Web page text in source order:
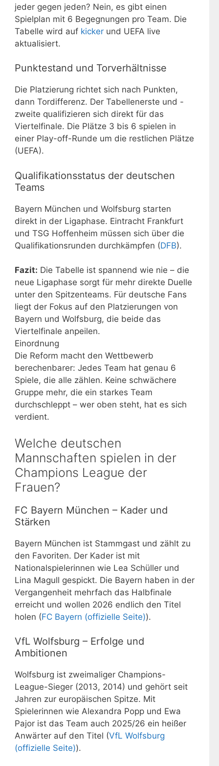
jeder gegen jeden? Nein, es gibt einen
Spielplan mit 6 Begegnungen pro Team. Die
Tabelle wird auf kicker und UEFA live
aktualisiert.
Punktestand und Torverhältnisse
Die Platzierung richtet sich nach Punkten,
dann Tordifferenz. Der Tabellenerste und -
zweite qualifizieren sich direkt für das
Viertelfinale. Die Plätze 3 bis 6 spielen in
einer Play-off-Runde um die restlichen Plätze
(UEFA).
Qualifikationsstatus der deutschen
Teams
Bayern München und Wolfsburg starten
direkt in der Ligaphase. Eintracht Frankfurt
und TSG Hoffenheim müssen sich über die
Qualifikationsrunden durchkämpfen (DFB).
Fazit: Die Tabelle ist spannend wie nie – die
neue Ligaphase sorgt für mehr direkte Duelle
unter den Spitzenteams. Für deutsche Fans
liegt der Fokus auf den Platzierungen von
Bayern und Wolfsburg, die beide das
Viertelfinale anpeilen.
Einordnung
Die Reform macht den Wettbewerb
berechenbarer: Jedes Team hat genau 6
Spiele, die alle zählen. Keine schwächere
Gruppe mehr, die ein starkes Team
durchschleppt – wer oben steht, hat es sich
verdient.
Welche deutschen
Mannschaften spielen in der
Champions League der
Frauen?
FC Bayern München – Kader und
Stärken
Bayern München ist Stammgast und zählt zu
den Favoriten. Der Kader ist mit
Nationalspielerinnen wie Lea Schüller und
Lina Magull gespickt. Die Bayern haben in der
Vergangenheit mehrfach das Halbfinale
erreicht und wollen 2026 endlich den Titel
holen (FC Bayern (offizielle Seite)).
VfL Wolfsburg – Erfolge und
Ambitionen
Wolfsburg ist zweimaliger Champions-
League-Sieger (2013, 2014) und gehört seit
Jahren zur europäischen Spitze. Mit
Spielerinnen wie Alexandra Popp und Ewa
Pajor ist das Team auch 2025/26 ein heißer
Anwärter auf den Titel (VfL Wolfsburg
(offizielle Seite)).